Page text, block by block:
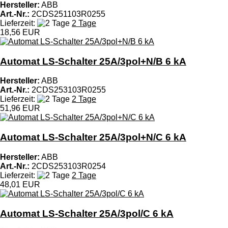
Hersteller: ABB
Art.-Nr.: 2CDS251103R0255
Lieferzeit:
2 Tage
18,56 EUR
Automat LS-Schalter 25A/3pol+N/B 6 kA
Hersteller: ABB
Art.-Nr.: 2CDS253103R0255
Lieferzeit:
2 Tage
51,96 EUR
Automat LS-Schalter 25A/3pol+N/C 6 kA
Hersteller: ABB
Art.-Nr.: 2CDS253103R0254
Lieferzeit:
2 Tage
48,01 EUR
Automat LS-Schalter 25A/3pol/C 6 kA